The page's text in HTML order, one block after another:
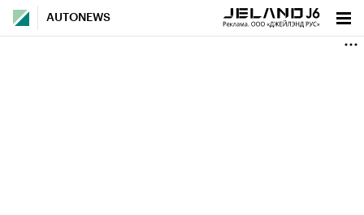
AUTONEWS